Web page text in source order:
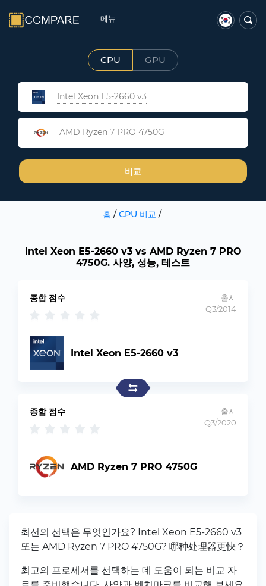
메뉴
CPU GPU
Intel Xeon E5-2660 v3
AMD Ryzen 7 PRO 4750G
비교
홈 / CPU 비교 /
Intel Xeon E5-2660 v3 vs AMD Ryzen 7 PRO
4750G. 사양, 성능, 테스트
종합 점수
출시
Q3/2014
Intel Xeon E5-2660 v3
출시
Q3/2020
종합 점수
AMD Ryzen 7 PRO 4750G
최선의 선택은 무엇인가요? Intel Xeon E5-2660 v3
또는 AMD Ryzen 7 PRO 4750G? 哪种处理器更快？
최고의 프로세서를 선택하는 데 도움이 되는 비교 자